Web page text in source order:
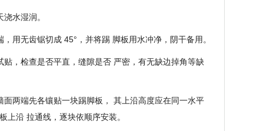
水湿润。
用无齿锯切成 45°，并将踢 脚板用水冲净，阴干备用。
，检查是否平直，缝隙是否 严密，有无缺边掉角等缺
两端先各镶贴一块踢脚板， 其上沿高度应在同一水平
上沿 拉通线，逐块依顺序安装。